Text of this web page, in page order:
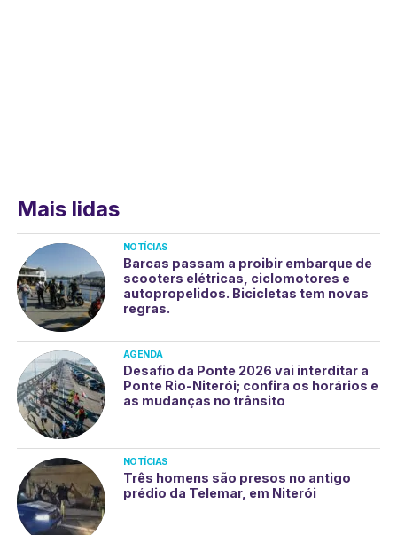
Mais lidas
NOTÍCIAS
Barcas passam a proibir embarque de
scooters elétricas, ciclomotores e
autopropelidos. Bicicletas tem novas
regras.
AGENDA
Desafio da Ponte 2026 vai interditar a
Ponte Rio-Niterói; confira os horários e
as mudanças no trânsito
NOTÍCIAS
Três homens são presos no antigo
prédio da Telemar, em Niterói